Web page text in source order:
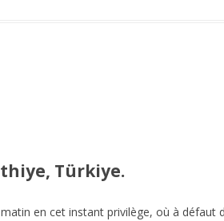
Türkiye.
matin en cet instant privilège, où à défaut